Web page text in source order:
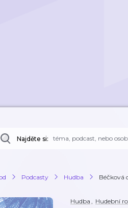
Najděte si:
Podcasty Hudba Béčková
Hudba , Hudební